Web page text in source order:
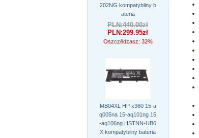
202NG kompatybilny b
ateria
PLN:440.00zł
PLN:299.95zł
Oszczêdzasz: 32%
MB04XL HP x360 15-a
q005na 15-aq101ng 15
-aq106ng HSTNN-UB6
X kompatybilny bateria